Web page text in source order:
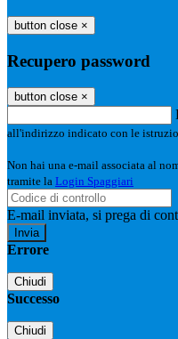
button close ×
Recupero password
button close ×
all'indirizzo indicato con le
Non hai una e-mail associata al
tramite la Login Spaggiari
E-mail inviata, si prega di
Errore
Chiudi
Successo
Chiudi